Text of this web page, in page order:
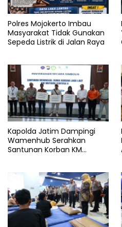
Polres Mojokerto Imbau
Masyarakat Tidak Gunakan
Sepeda Listrik di Jalan Raya
Kapolda Jatim Dampingi
Wamenhub Serahkan
Santunan Korban KM